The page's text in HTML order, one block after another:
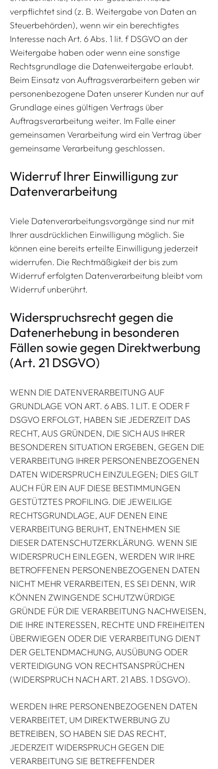
verpflichtet sind (z. B. Weitergabe von Daten an
Steuerbehörden), wenn wir ein berechtigtes
Interesse nach Art. 6 Abs. 1 lit. f DSGVO an der
Weitergabe haben oder wenn eine sonstige
Rechtsgrundlage die Datenweitergabe erlaubt.
Beim Einsatz von Auftragsverarbeitern geben wir
personenbezogene Daten unserer Kunden nur auf
Grundlage eines gültigen Vertrags über
Auftragsverarbeitung weiter. Im Falle einer
gemeinsamen Verarbeitung wird ein Vertrag über
gemeinsame Verarbeitung geschlossen.
Widerruf Ihrer Einwilligung zur
Datenverarbeitung
Viele Datenverarbeitungsvorgänge sind nur mit
Ihrer ausdrücklichen Einwilligung möglich. Sie
können eine bereits erteilte Einwilligung jederzeit
widerrufen. Die Rechtmäßigkeit der bis zum
Widerruf erfolgten Datenverarbeitung bleibt vom
Widerruf unberührt.
Widerspruchsrecht gegen die
Datenerhebung in besonderen
Fällen sowie gegen Direktwerbung
(Art. 21 DSGVO)
WENN DIE DATENVERARBEITUNG AUF
GRUNDLAGE VON ART. 6 ABS. 1 LIT. E ODER F
DSGVO ERFOLGT, HABEN SIE JEDERZEIT DAS
RECHT, AUS GRÜNDEN, DIE SICH AUS IHRER
BESONDEREN SITUATION ERGEBEN, GEGEN DIE
VERARBEITUNG IHRER PERSONENBEZOGENEN
DATEN WIDERSPRUCH EINZULEGEN; DIES GILT
AUCH FÜR EIN AUF DIESE BESTIMMUNGEN
GESTÜTZTES PROFILING. DIE JEWEILIGE
RECHTSGRUNDLAGE, AUF DENEN EINE
VERARBEITUNG BERUHT, ENTNEHMEN SIE
DIESER DATENSCHUTZERKLÄRUNG. WENN SIE
WIDERSPRUCH EINLEGEN, WERDEN WIR IHRE
BETROFFENEN PERSONENBEZOGENEN DATEN
NICHT MEHR VERARBEITEN, ES SEI DENN, WIR
KÖNNEN ZWINGENDE SCHUTZWÜRDIGE
GRÜNDE FÜR DIE VERARBEITUNG NACHWEISEN,
DIE IHRE INTERESSEN, RECHTE UND FREIHEITEN
ÜBERWIEGEN ODER DIE VERARBEITUNG DIENT
DER GELTENDMACHUNG, AUSÜBUNG ODER
VERTEIDIGUNG VON RECHTSANSPRÜCHEN
(WIDERSPRUCH NACH ART. 21 ABS. 1 DSGVO).
WERDEN IHRE PERSONENBEZOGENEN DATEN
VERARBEITET, UM DIREKTWERBUNG ZU
BETREIBEN, SO HABEN SIE DAS RECHT,
JEDERZEIT WIDERSPRUCH GEGEN DIE
VERARBEITUNG SIE BETREFFENDER